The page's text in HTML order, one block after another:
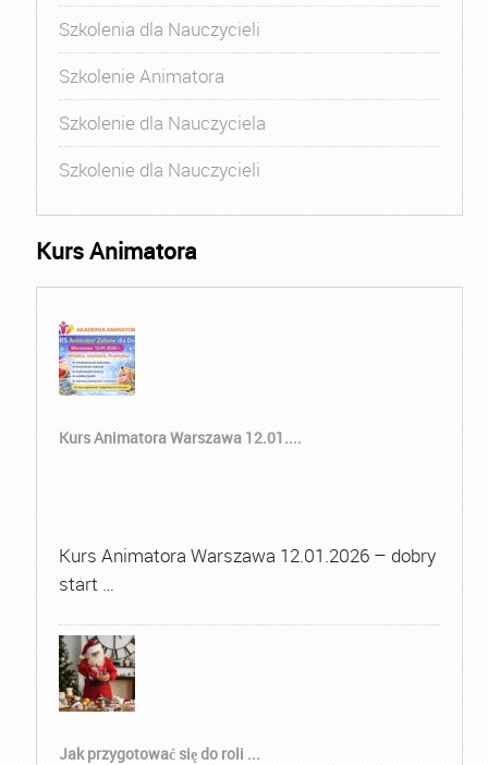
Szkolenia dla Nauczycieli
Szkolenie Animatora
Szkolenie dla Nauczyciela
Szkolenie dla Nauczycieli
Kurs Animatora
Kurs Animatora Warszawa 12.01....
Kurs Animatora Warszawa 12.01.2026 – dobry
start …
Jak przygotować się do roli ...